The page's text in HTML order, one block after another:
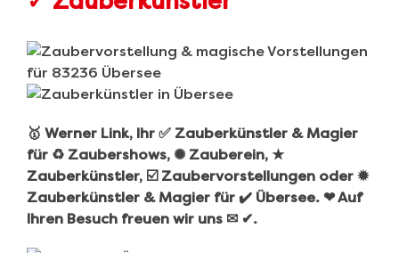
🥇 Werner Link, Ihr ✅ Zauberkünstler & Magier
für ♻ Zaubershows, ✺ Zauberein, ★
Zauberkünstler, ☑️ Zaubervorstellungen oder ✹
Zauberkünstler & Magier für ✔️ Übersee. ❤ Auf
Ihren Besuch freuen wir uns ✉ ✔.